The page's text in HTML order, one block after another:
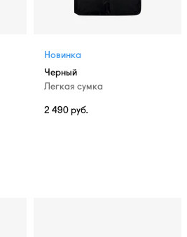
Новинка
Черный
Легкая сумка
2 490 руб.